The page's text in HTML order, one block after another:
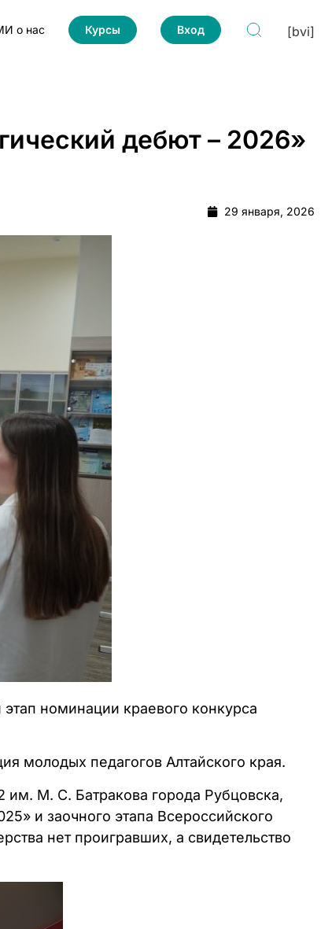
о нас Курсы Вход [bvi]
дебют – 2026»
29 января, 2026
номинации краевого конкурса
молодых педагогов Алтайского края.
М. С. Батракова города Рубцовска,
и заочного этапа Всероссийского
нет проигравших, а свидетельство